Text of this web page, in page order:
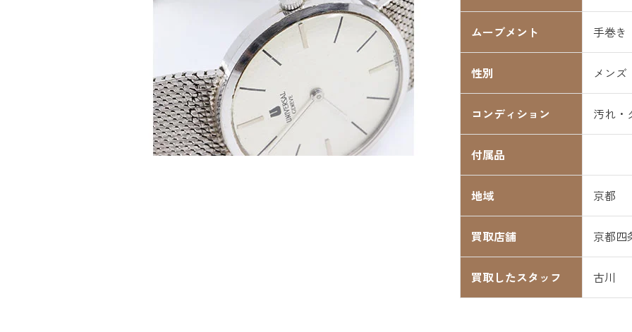
ムーブメント 手巻き
性別 メンズ
コンディション 汚れ・
付属品
地域 京都
買取店舗 京都四
買取したスタッフ 古川